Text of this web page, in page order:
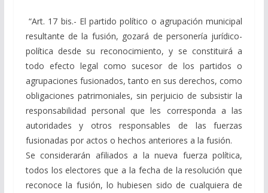
“Art. 17 bis.- El partido político o agrupación municipal
resultante de la fusión, gozará de personería jurídico-
política desde su reconocimiento, y se constituirá a
todo efecto legal como sucesor de los partidos o
agrupaciones fusionados, tanto en sus derechos, como
obligaciones patrimoniales, sin perjuicio de subsistir la
responsabilidad personal que les corresponda a las
autoridades y otros responsables de las fuerzas
fusionadas por actos o hechos anteriores a la fusión.
Se considerarán afiliados a la nueva fuerza política,
todos los electores que a la fecha de la resolución que
reconoce la fusión, lo hubiesen sido de cualquiera de